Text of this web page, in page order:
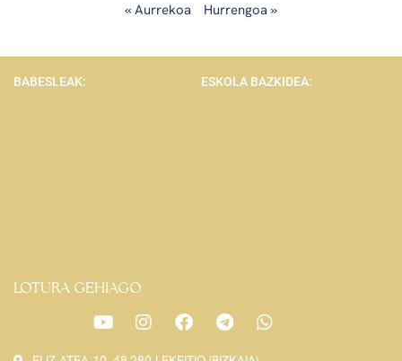
« Aurrekoa Hurrengoa »
BABESLEAK: ESKOLA BAZKIDEA:
LOTURA GEHIAGO